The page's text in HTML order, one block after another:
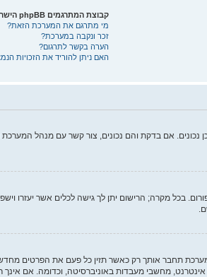
קבוצת המתרגמים phpBB הישראלי
מי מתרגם את המערכת הזאת?
זכר ונקבה במערכת?
הערה בקשר לתרגום?
האם ניתן להוריד את הזכויות
אם בדקת והם נכונים, צור קשר עם מנהל
בכל מקרה; הרישום יתן לך גישה לכלים אשר יעזרו
תחבר אותך רק כאשר תזין כל פעם את הפרטים
מחשבי מעבדות באוניברסיטה, וכדומה. אם